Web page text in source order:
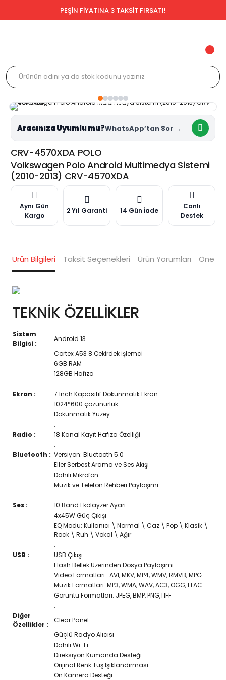
PEŞİN FİYATINA 3 TAKSİT FIRSATI!
Aracınıza Uyumlu mu?
CRV-4570XDA POLO
Volkswagen Polo Android Multimedya Sistemi
(2010-2013) CRV-4570XDA
Aynı Gün
Kargo
2 Yıl Garanti 14 Gün İade
Canlı
Destek
Ürün Bilgileri Taksit Seçenekleri Ürün Yorumları
TEKNİK ÖZELLİKLER
Sistem
Bilgisi :
Android 13
Cortex A53 8 Çekirdek İşlemci
6GB RAM
128GB Hafıza
.
Ekran :
7 Inch Kapasitif Dokunmatik Ekran
1024*600 çözünürlük
Dokunmatik Yüzey
.
Radio :
18 Kanal Kayıt Hafıza Özelliği
.
Bluetooth : Versiyon: Bluetooth 5.0
Eller Serbest Arama ve Ses Akışı
Dahili Mikrofon
Müzik ve Telefon Rehberi Paylaşımı
.
Ses :
10 Band Ekolayzer Ayarı
4x45W Güç Çıkışı
EQ Modu: Kullanıcı \ Normal \ Caz \ Pop \ Klasik \
Rock \ Ruh \ Vokal \ Ağır
.
USB :
USB Çıkışı
Flash Bellek Üzerinden Dosya Paylaşımı
Video Formatları : AVI, MKV, MP4, WMV, RMVB, MPG
Müzik Formatları: MP3, WMA, WAV, AC3, OGG, FLAC
Görüntü Formatları: JPEG, BMP, PNG,TIFF
.
Diğer
Özellikler :
Clear Panel
Güçlü Radyo Alıcısı
Dahili Wi-Fi
Direksiyon Kumanda Desteği
Orijinal Renk Tuş Işıklandırması
Ön Kamera Desteği